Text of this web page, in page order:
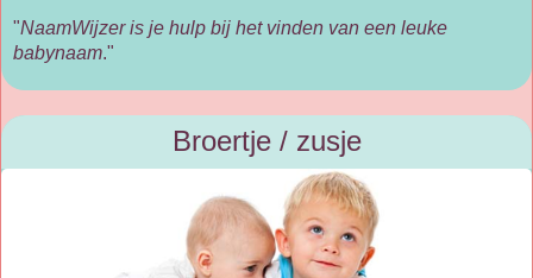
"NaamWijzer is je hulp bij het vinden van een leuke
babynaam."
Broertje / zusje